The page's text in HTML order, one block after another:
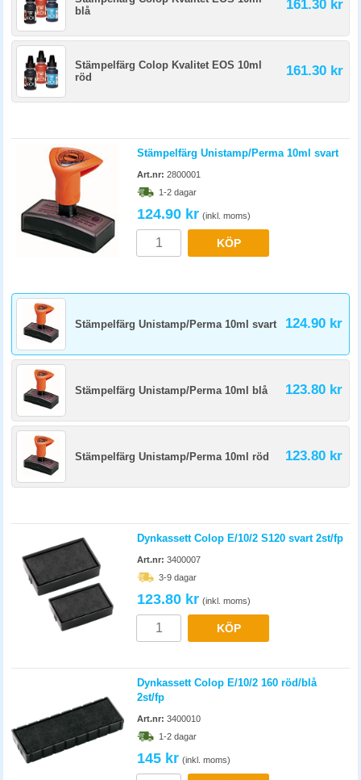
blå
161.30 kr
Stämpelfärg Colop Kvalitet EOS 10ml
röd
161.30 kr
Stämpelfärg Unistamp/Perma 10ml svart
Art.nr: 2800001
1-2 dagar
124.90 kr (inkl. moms)
KÖP
Stämpelfärg Unistamp/Perma 10ml svart 124.90 kr
Stämpelfärg Unistamp/Perma 10ml blå 123.80 kr
Stämpelfärg Unistamp/Perma 10ml röd 123.80 kr
Dynkassett Colop E/10/2 S120 svart 2st/fp
Art.nr: 3400007
3-9 dagar
123.80 kr (inkl. moms)
KÖP
Dynkassett Colop E/10/2 160 röd/blå
2st/fp
Art.nr: 3400010
1-2 dagar
145 kr (inkl. moms)